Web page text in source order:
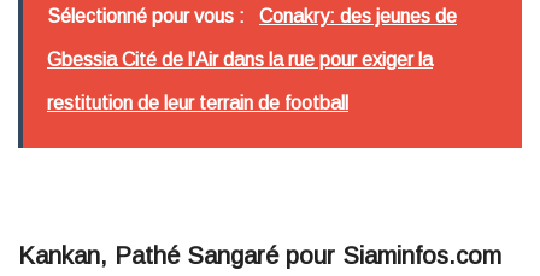
Sélectionné pour vous : Conakry: des jeunes de
Gbessia Cité de l'Air dans la rue pour exiger la
restitution de leur terrain de football
Kankan, Pathé Sangaré pour Siaminfos.com